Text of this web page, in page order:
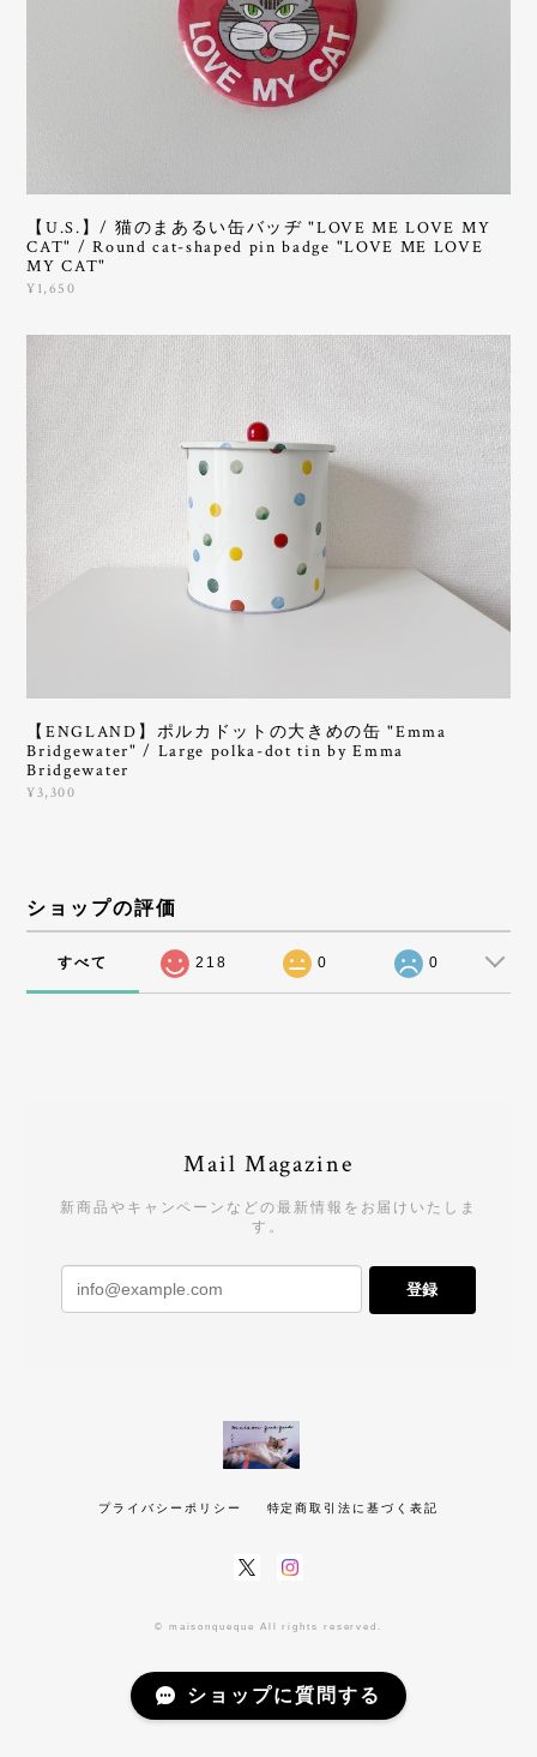
【U.S.】/ 猫のまあるい缶バッヂ "LOVE ME LOVE MY
CAT" / Round cat-shaped pin badge "LOVE ME LOVE
MY CAT"
¥1,650
【ENGLAND】ポルカドットの大きめの缶 "Emma
Bridgewater" / Large polka-dot tin by Emma
Bridgewater
¥3,300
ショップの評価
すべて 218 0 0
Mail Magazine
新商品やキャンペーンなどの最新情報をお届けいたしま
す。
登録
プライバシーポリシー 特定商取引法に基づく表記
© maisonqueque All rights reserved.
ショップに質問する